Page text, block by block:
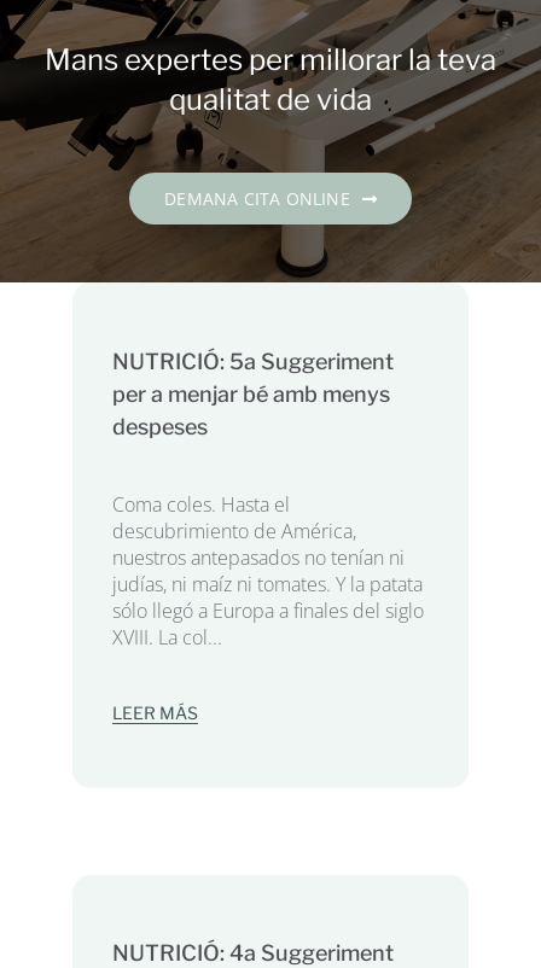
Contacte
Català
Mans expertes per millorar la teva
qualitat de vida
DEMANA CITA ONLINE
NUTRICIÓ: 5a Suggeriment
per a menjar bé amb menys
despeses
Coma coles. Hasta el
descubrimiento de América,
nuestros antepasados no tenían ni
judías, ni maíz ni tomates. Y la patata
sólo llegó a Europa a finales del siglo
XVIII. La col...
LEER MÁS
NUTRICIÓ: 4a Suggeriment